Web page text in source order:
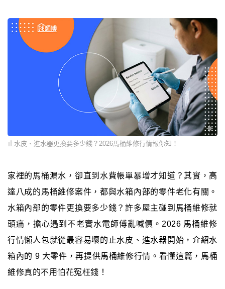
止水皮、進水器更換要多少錢？2026馬桶維修行情報你知！
家裡的馬桶漏水，卻直到水費帳單暴增才知道？其實，高
達八成的馬桶維修案件，都與水箱內部的零件老化有關。
水箱內部的零件更換要多少錢？許多屋主碰到馬桶維修就
頭痛，擔心遇到不老實水電師傅亂喊價。2026 馬桶維修
行情懶人包就從最容易壞的止水皮、進水器開始，介紹水
箱內的 9 大零件，再提供馬桶維修行情。看懂這篇，馬桶
維修真的不用怕花冤枉錢！